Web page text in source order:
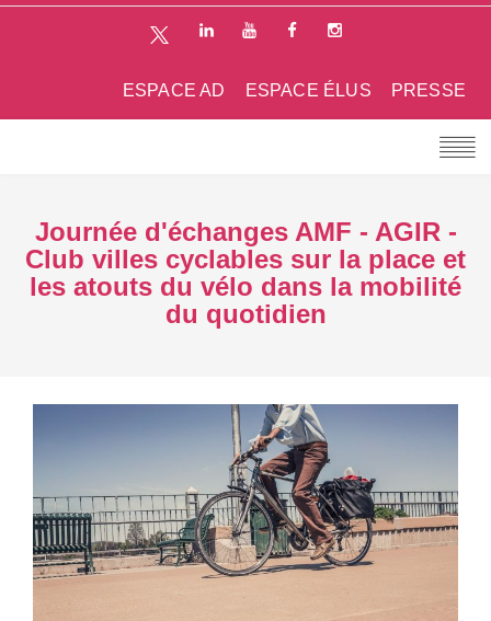
PRESSE
ESPACE ÉLUS
ESPACE AD
Journée d'échanges AMF - AGIR -
Club villes cyclables sur la place et
les atouts du vélo dans la mobilité
du quotidien